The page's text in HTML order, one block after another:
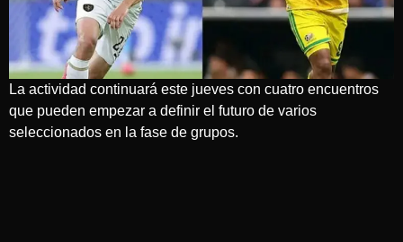
La actividad continuará este jueves con cuatro encuentros
que pueden empezar a definir el futuro de varios
seleccionados en la fase de grupos.